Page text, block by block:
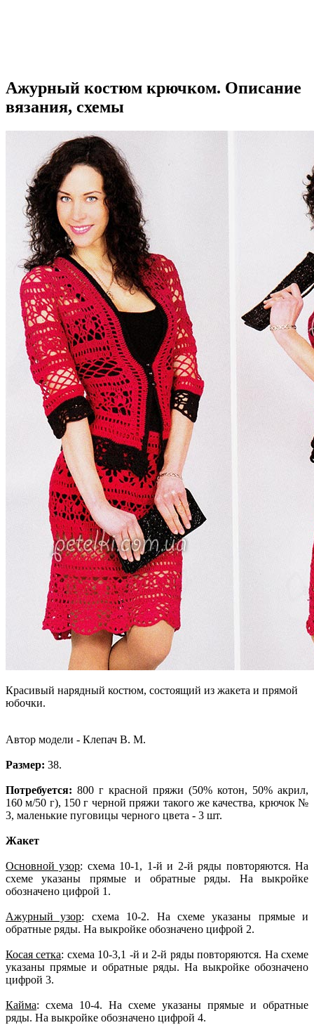
Ажурный костюм крючком. Описание
вязания, схемы
Красивый нарядный костюм, состоящий из жакета и прямой
юбочки.
Автор модели - Клепач В. М.
Размер: 38.
Потребуется: 800 г красной пряжи (50% котон, 50% акрил,
160 м/50 г), 150 г черной пряжи такого же качества, крючок №
3, маленькие пуговицы черного цвета - 3 шт.
Жакет
Основной узор: схема 10-1, 1-й и 2-й ряды повторяются. На
схеме указаны прямые и обратные ряды. На выкройке
обозначено цифрой 1.
Ажурный узор: схема 10-2. На схеме указаны прямые и
обратные ряды. На выкройке обозначено цифрой 2.
Косая сетка: схема 10-3,1 -й и 2-й ряды повторяются. На схеме
указаны прямые и обратные ряды. На выкройке обозначено
цифрой 3.
Кайма: схема 10-4. На схеме указаны прямые и обратные
ряды. На выкройке обозначено цифрой 4.